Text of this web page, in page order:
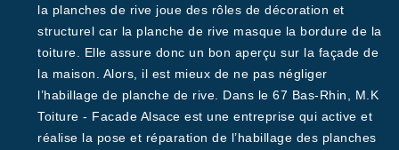
la planches de rive joue des rôles de décoration et
structurel car la planche de rive masque la bordure de la
toiture. Elle assure donc un bon aperçu sur la façade de
la maison. Alors, il est mieux de ne pas négliger
l’habillage de planche de rive. Dans le 67 Bas-Rhin, M.K
Toiture - Facade Alsace est une entreprise qui active et
réalise la pose et réparation de l’habillage des planches